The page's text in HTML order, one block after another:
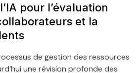
pour l’évaluation
et la
de gestion des ressources
une révision profonde des